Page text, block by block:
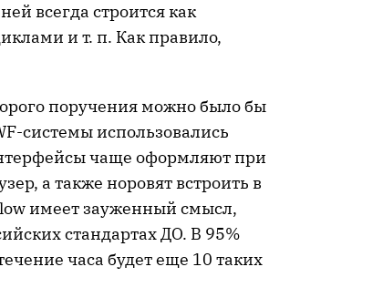
всегда строится как
и т. п. Как правило,
поручения можно было бы
системы использовались
чаще оформляют при
а также норовят встроить в
имеет зауженный смысл,
стандартах ДО. В 95%
часа будет еще 10 таких